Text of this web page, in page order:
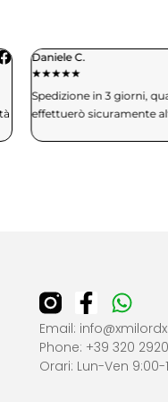
Paola R.
★★★★★
Servizio clienti presente
hanno aiutato passo
l’ordine
Email:
Phone: +39 320
Orari: Lun-Ven 9:00-